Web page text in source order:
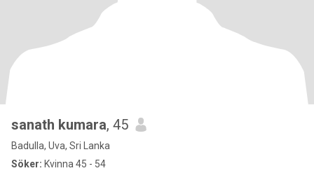
sanath kumara, 45
Badulla, Uva, Sri Lanka
Söker: Kvinna 45 - 54